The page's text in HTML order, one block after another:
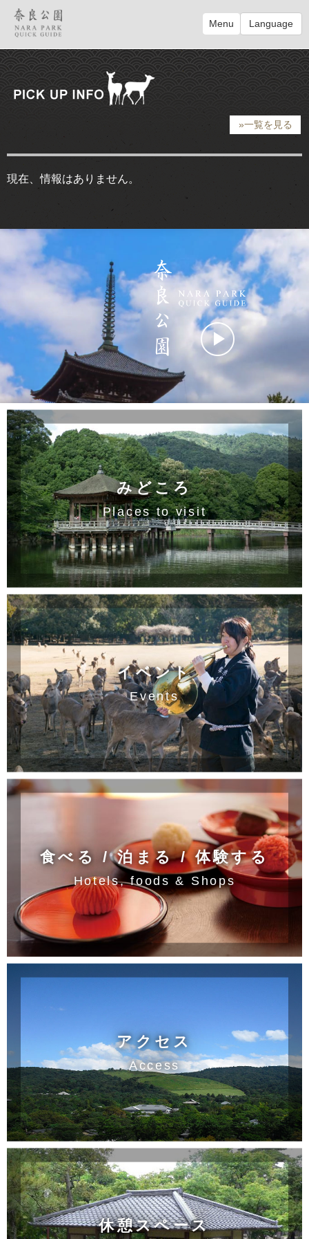
Menu Language
»一覧を見る
現在、情報はありません。
みどころ
Places to visit
イベント
Events
食べる / 泊まる / 体験する
Hotels, foods & Shops
アクセス
Access
休憩スペース